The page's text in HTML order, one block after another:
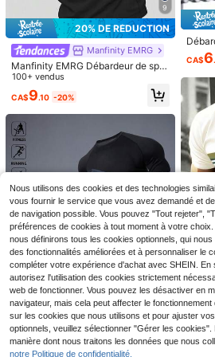
10% DE RÉDUCTION
te élasticité et séchage rapide, Che
mise de sport à manches longues c
ol roulé pour hommes, Hauts de spo
rt respirants pour la course, Blanc pr
otection solaire printemps
Clients très fidèles
CA$8.98 -10% Estimé
é
l'été
#2
100+
CA$
9
20% DE RÉDUCTION
Manfinity EMRG
Manfinity EMRG Débardeur de spor
t à capuche à cordon de serrage po
ur hommes, noir, respirant, conforta
ble, coupe slim pour la gym, décont
100+ vendus
CA$9.10 -20%
20% DE RÉDUCTION
Acti Log
mes,
nt de
CA$6
té
s
100+
CA$7
Nous utilisons des cookies et des technologies
vous fournir le service que vous avez demandé et
de navigation possible. Vous pouvez "Tout rejeter",
préférences de cookies à tout moment à votre
nous définirons tous les cookies optionnels, qui
des fonctionnalités améliorées et à personnaliser le
compléter votre expérience d'achat avec SHEIN. En
autorisez l'utilisation des cookies strictement
web de fonctionner. Vous pouvez les désactiver en
navigateur, mais cela peut affecter le
sur les cookies que nous utilisons et pour ajuster
optionnels, veuillez sélectionner "Gérer les
manière dont nous traitons les données que nous
notre Politique de confidentialité.